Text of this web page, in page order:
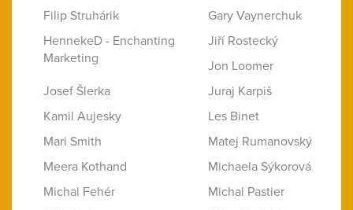
Filip Struhárik
Gary Vaynerchuk
HennekeD - Enchanting
Marketing
Jiří Rostecký
Jon Loomer
Josef Šlerka
Juraj Karpiš
Kamil Aujesky
Les Binet
Mari Smith
Matej Rumanovský
Meera Kothand
Michaela Sýkorová
Michal Fehér
Michal Pastier